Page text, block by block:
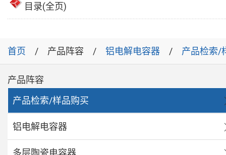
目录(全页)
首页 产品阵容 铝电解电容器 产品检索/
产品阵容
产品检索/样品购买
铝电解电容器
多层陶瓷电容器